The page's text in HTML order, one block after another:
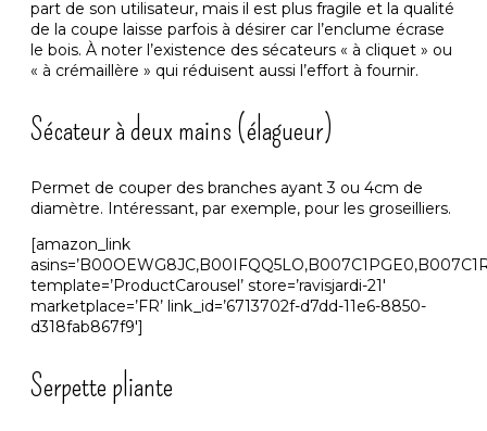
part de son utilisateur, mais il est plus fragile et la qualité
de la coupe laisse parfois à désirer car l’enclume écrase
le bois. À noter l’existence des sécateurs « à cliquet » ou
« à crémaillère » qui réduisent aussi l’effort à fournir.
Sécateur à deux mains (élagueur)
Permet de couper des branches ayant 3 ou 4cm de
diamètre. Intéressant, par exemple, pour les groseilliers.
[amazon_link
template=’ProductCarousel’ store=’ravisjardi-21′
marketplace=’FR’ link_id=’6713702f-d7dd-11e6-8850-
d318fab867f9′]
Serpette pliante